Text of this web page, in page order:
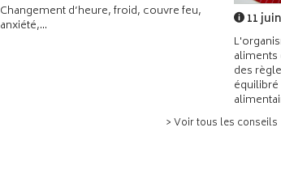
Changement d’heure, froid, couvre feu,
anxiété,...
11
aliments
des
> Voir tous les conseils